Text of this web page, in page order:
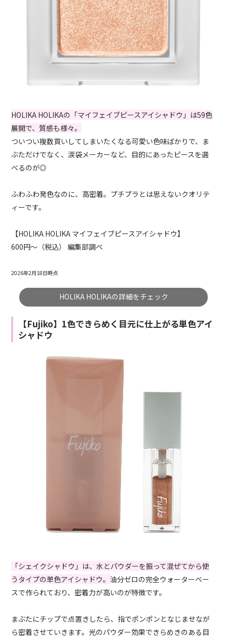
HOLIKA HOLIKAの「マイフェイブピースアイシャドウ」は59色
展開で、質感も様々。
ついつい複数買いしてしまいたくなる可愛い色味ばかりで、ま
ぶただけでなく、涙袋メーカーなど、目的にあったピースを選
べるのが◎
ふわふわ発色なのに、高密着。プチプラとは思えないクオリテ
ィーです。
【HOLIKA HOLIKA マイフェイブピースアイシャドウ】
600円～（税込） 編集部調べ
2026年2月18日時点
HOLIKA HOLIKAの詳細をチェック
【Fujiko】1色できらめく目元に仕上がる単色アイ
シャドウ
「シェイクシャドウ」は、水とパウダーを振って混ぜてから使
うタイプの単色アイシャドウ。油分ゼロの完全ウォーターベー
スで作られており、密着力が高いのが特徴です。
まぶたにチップで点置きしたら、指でポンポンとなじませなが
ら密着させていきます。光のパウダー効果できらめきのある目